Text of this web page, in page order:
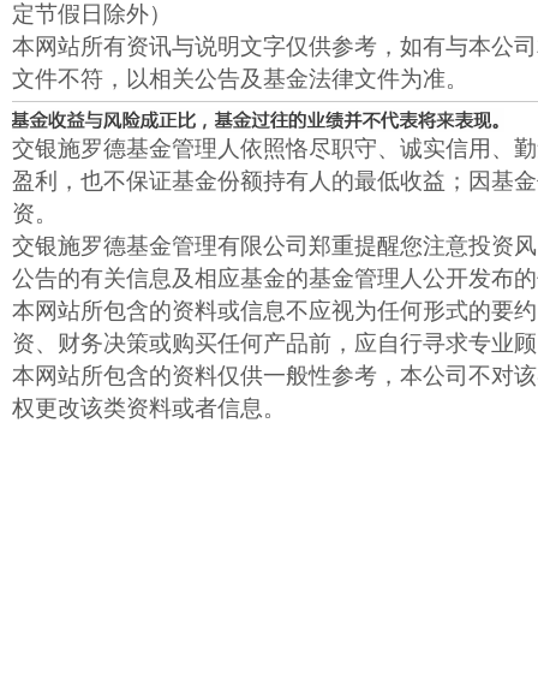
定节假日除外）
本网站所有资讯与说明文字仅供参考，如有与本公
文件不符，以相关公告及基金法律文件为准。
交银施罗德基金管理人依照恪尽职守、诚实信用、
盈利，也不保证基金份额持有人的最低收益；因基
资。
交银施罗德基金管理有限公司郑重提醒您注意投资
公告的有关信息及相应基金的基金管理人公开发布
本网站所包含的资料或信息不应视为任何形式的要
资、财务决策或购买任何产品前，应自行寻求专业
本网站所包含的资料仅供一般性参考，本公司不对
权更改该类资料或者信息。